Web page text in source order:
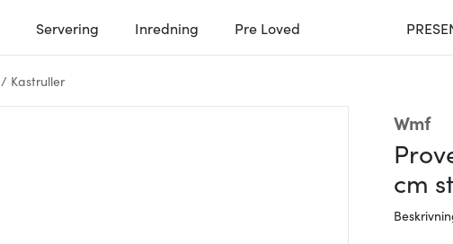
Servering Inredning Pre Loved
/ Kastruller
Wmf
cm